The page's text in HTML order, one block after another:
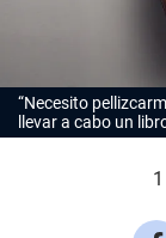
“Necesito
llevar a cabo un